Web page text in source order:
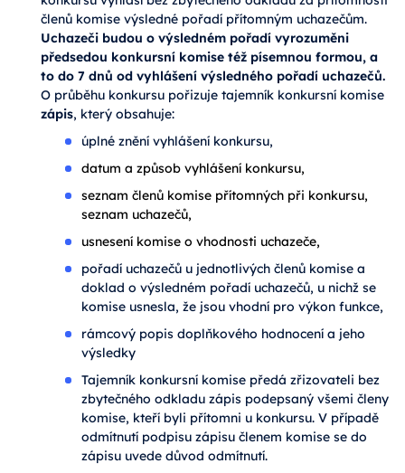
členů komise výsledné pořadí přítomným uchazečům.
Uchazeči budou o výsledném pořadí vyrozuměni
předsedou konkursní komise též písemnou formou, a
to do 7 dnů od vyhlášení výsledného pořadí uchazečů.
O průběhu konkursu pořizuje tajemník konkursní komise
zápis, který obsahuje:
úplné znění vyhlášení konkursu,
datum a způsob vyhlášení konkursu,
seznam členů komise přítomných při konkursu,
seznam uchazečů,
usnesení komise o vhodnosti uchazeče,
pořadí uchazečů u jednotlivých členů komise a
doklad o výsledném pořadí uchazečů, u nichž se
komise usnesla, že jsou vhodní pro výkon funkce,
rámcový popis doplňkového hodnocení a jeho
výsledky
Tajemník konkursní komise předá zřizovateli bez
zbytečného odkladu zápis podepsaný všemi členy
komise, kteří byli přítomni u konkursu. V případě
odmítnutí podpisu zápisu členem komise se do
zápisu uvede důvod odmítnutí.